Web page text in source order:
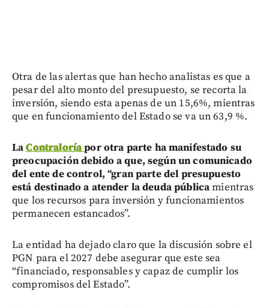
Otra de las alertas que han hecho analistas es que a
pesar del alto monto del presupuesto, se recorta la
inversión, siendo esta apenas de un 15,6%, mientras
que en funcionamiento del Estado se va un 63,9 %.
LaContraloríapor otra parte ha manifestado su
preocupación debido a que, según un comunicado
del ente de control, “gran parte del presupuesto
está destinado a atender la deuda públicamientras
que los recursos para inversión y funcionamientos
permanecen estancados”.
La entidad ha dejado claro que la discusión sobre el
PGN para el 2027 debe asegurar que este sea
“financiado, responsables y capaz de cumplir los
compromisos del Estado”.